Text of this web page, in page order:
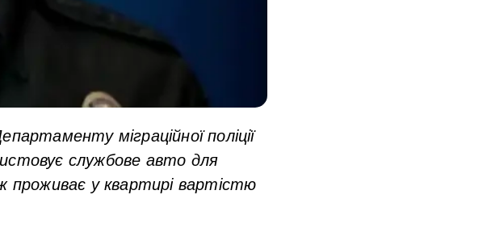
міграційної поліції
службове авто для
проживає у квартирі вартістю